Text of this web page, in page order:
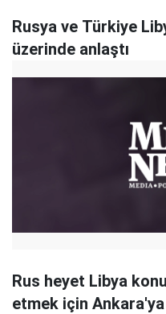
Rusya ve Türkiye
üzerinde anlaştı
Rus heyet Libya
etmek için